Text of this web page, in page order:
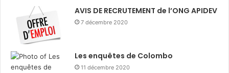
AVIS DE RECRUTEMENT de l’ONG APIDEV
7 décembre 2020
Les enquêtes de Colombo
11 décembre 2020